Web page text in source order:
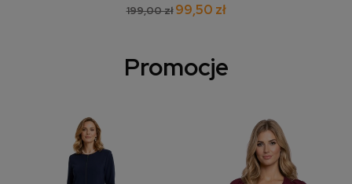
199,00 zł 99,50 zł
Promocje